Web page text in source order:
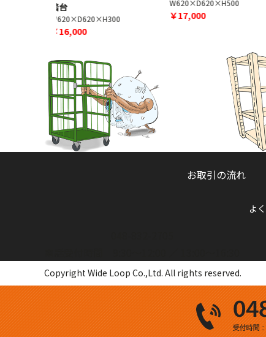
￥17,000
踏台
W620×D420×H300
お取引の流れ
よ
Copyright Wide Loop Co.,Ltd. All rights reserved.